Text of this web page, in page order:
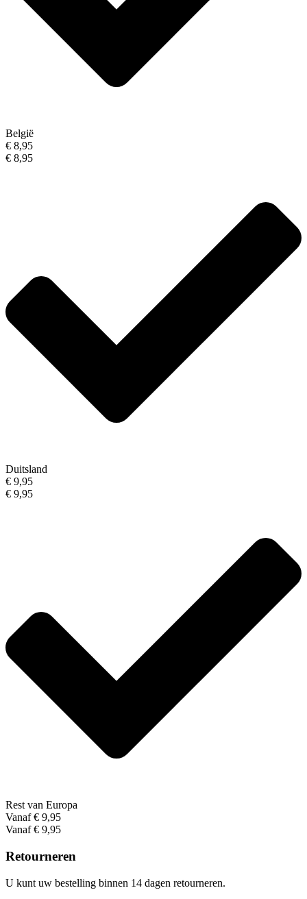
België
€ 8,95
€ 8,95
Duitsland
€ 9,95
€ 9,95
Rest van Europa
Vanaf € 9,95
Vanaf € 9,95
Retourneren
U kunt uw bestelling binnen 14 dagen retourneren.